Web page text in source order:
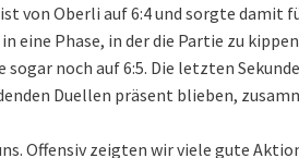
von Oberli auf 6:4 und sorgte damit
eine Phase, in der die Partie zu
noch auf 6:5. Die letzten
Duellen präsent blieben,
Offensiv zeigten wir viele gute